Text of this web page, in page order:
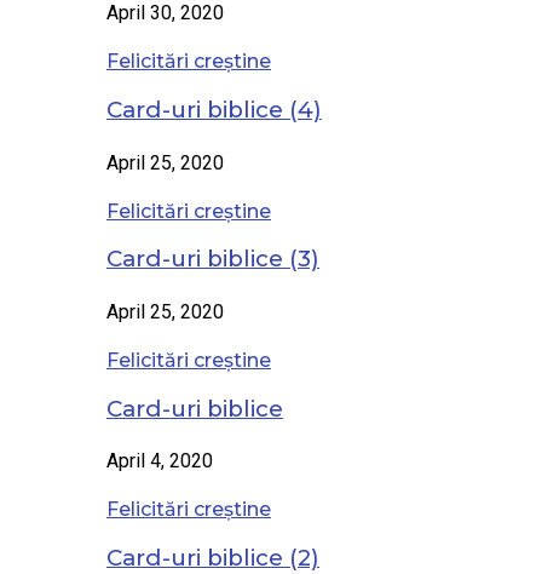
April 30, 2020
Felicitări creștine
Card-uri biblice (4)
April 25, 2020
Felicitări creștine
Card-uri biblice (3)
April 25, 2020
Felicitări creștine
Card-uri biblice
April 4, 2020
Felicitări creștine
Card-uri biblice (2)